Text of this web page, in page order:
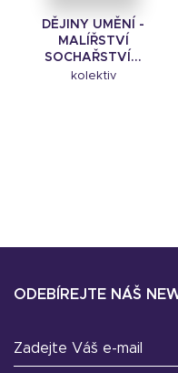
DĚJINY UMĚNÍ -
MALÍŘSTVÍ
SOCHAŘSTVÍ...
kolektiv
ODEBÍREJTE NÁŠ
Zadejte Váš e-mail